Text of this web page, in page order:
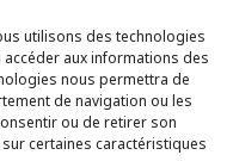
utilisons des technologies
aux informations des
nous permettra de
de navigation ou les
ou de retirer son
certaines caractéristiques
your expectations,
the best price on your
and in-depth
we aim to achieve the